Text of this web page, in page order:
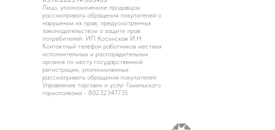
Лицо, уполномоченное продавцом
рассматривать обращения покупателей о
нарушении их прав, предусмотренных
законодательством о защите прав
потребителей: ИП Косинская И.Н.
Контактный телефон работников местных
исполнительных и распорядительных
органов по месту государственной
регистрации, уполномоченных
рассматривать обращения покупателей:
Управление торговли и услуг Гомельского
горисполкома - 80232347735